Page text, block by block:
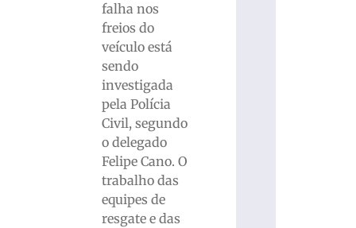
falha nos
freios do
veículo está
sendo
investigada
pela Polícia
Civil, segundo
o delegado
Felipe Cano. O
trabalho das
equipes de
resgate e das